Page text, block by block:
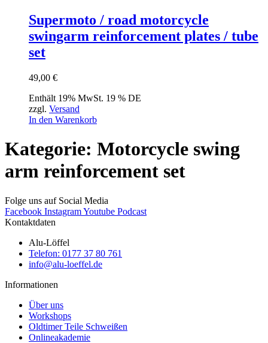
Supermoto / road motorcycle
swingarm reinforcement plates / tube
set
49,00 €
Enthält 19% MwSt. 19 % DE
zzgl. Versand
In den Warenkorb
Kategorie: Motorcycle swing
arm reinforcement set
Folge uns auf Social Media
Facebook InstagramYoutube Podcast
Kontaktdaten
Alu-Löffel
Telefon: 0177 37 80 761
info@alu-loeffel.de
Informationen
Über uns
Workshops
Oldtimer Teile Schweißen
Onlineakademie